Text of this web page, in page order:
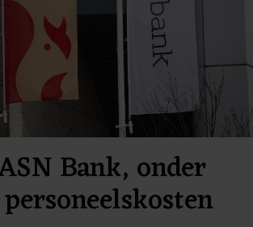
Bank, onder